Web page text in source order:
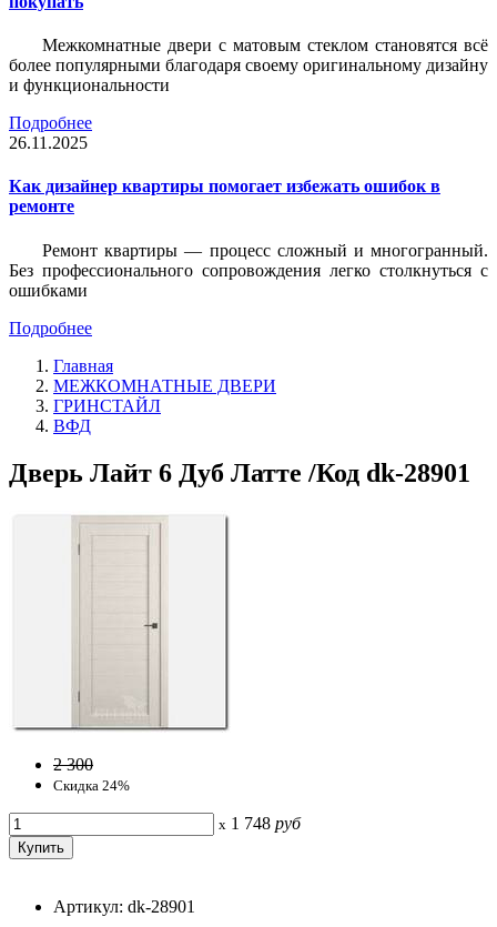
Межкомнатные двери с матовым стеклом становятся всё
более популярными благодаря своему оригинальному дизайну
и функциональности
Подробнее
26.11.2025
Как дизайнер квартиры помогает избежать ошибок в
ремонте
Ремонт квартиры — процесс сложный и многогранный.
Без профессионального сопровождения легко столкнуться с
ошибками
Подробнее
Главная
МЕЖКОМНАТНЫЕ ДВЕРИ
ГРИНСТАЙЛ
ВФД
Дверь Лайт 6 Дуб Латте /Код dk-28901
2 300
Скидка 24%
x 1 748 руб
Артикул: dk-28901